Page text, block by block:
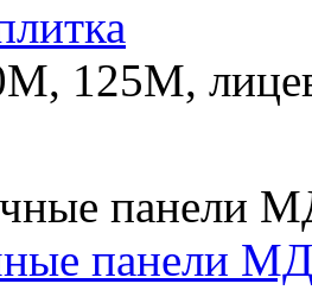
125М,
панели